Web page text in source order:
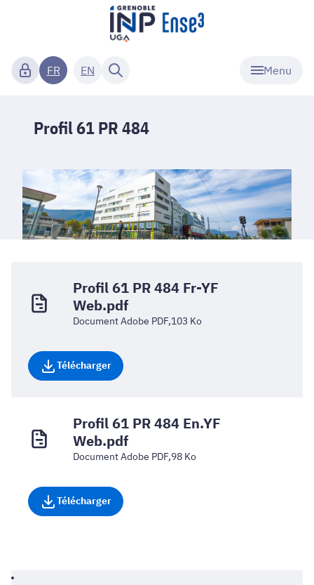
Menu
FR EN
Profil 61 PR 484
Profil 61 PR 484 Fr-YF
Web.pdf
Document Adobe PDF,103 Ko
Télécharger
Profil 61 PR 484 En.YF
Web.pdf
Document Adobe PDF,98 Ko
Télécharger